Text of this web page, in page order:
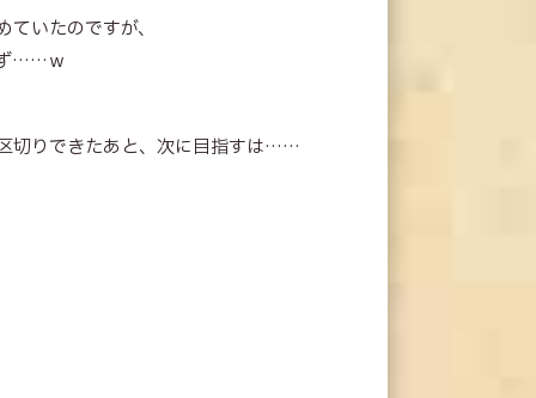
いたのですが、
ず……ｗ
切りできたあと、次に目指すは……